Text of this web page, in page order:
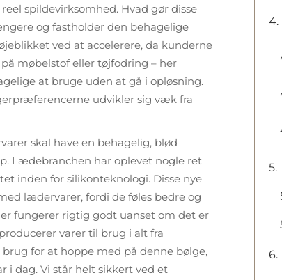
spildevirksomhed. Hvad gør disse
og fastholder den behagelige
ved at accelerere, da kunderne
møbelstof eller tøjfodring – her
at bruge uden at gå i opløsning.
udvikler sig væk fra
skal have en behagelig, blød
Lædebranchen har oplevet nogle ret
inden for silikonteknologi. Disse nye
lædervarer, fordi de føles bedre og
fungerer rigtig godt uanset om det er
varer til brug i alt fra
for at hoppe med på denne bølge,
i dag. Vi står helt sikkert ved et